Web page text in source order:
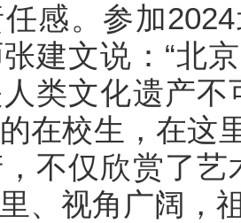
感。参加
建文说：“北
类文化遗产
在校生，在这
不仅欣赏了
、视角广阔，